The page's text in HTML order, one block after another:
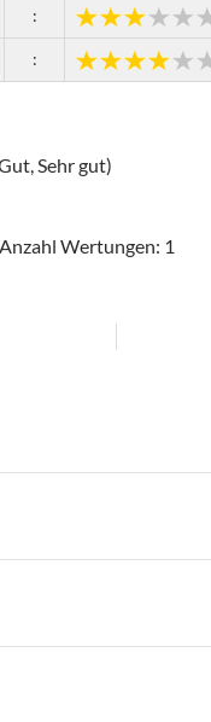
:
:
Sehr gut)
Wertungen: 1